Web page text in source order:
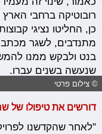
רובוטיקה ברחבי
מתנדבים, לשגר מכתב
בנט ולבקש ממנו
שנעשה בשנים עברו.
© צילום פרטי
דורשים את טיפולו של
"לאחר שהקדשנו